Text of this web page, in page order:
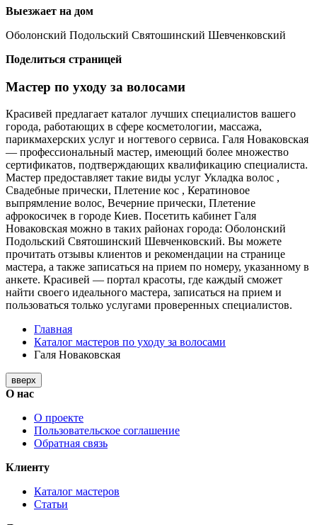
Выезжает на дом
Оболонский Подольский Святошинский Шевченковский
Поделиться страницей
Мастер по уходу за волосами
Красивей предлагает каталог лучших специалистов вашего
города, работающих в сфере косметологии, массажа,
парикмахерских услуг и ногтевого сервиса. Галя Новаковская
— профессиональный мастер, имеющий более множество
сертификатов, подтверждающих квалификацию специалиста.
Мастер предоставляет такие виды услуг Укладка волос ,
Свадебные прически, Плетение кос , Кератиновое
выпрямление волос, Вечерние прически, Плетение
афрокосичек в городе Киев. Посетить кабинет Галя
Новаковская можно в таких районах города: Оболонский
Подольский Святошинский Шевченковский. Вы можете
прочитать отзывы клиентов и рекомендации на странице
мастера, а также записаться на прием по номеру, указанному в
анкете. Красивей — портал красоты, где каждый сможет
найти своего идеального мастера, записаться на прием и
пользоваться только услугами проверенных специалистов.
Главная
Каталог мастеров по уходу за волосами
Галя Новаковская
вверх
О нас
О проекте
Пользовательское соглашение
Обратная связь
Клиенту
Каталог мастеров
Статьи